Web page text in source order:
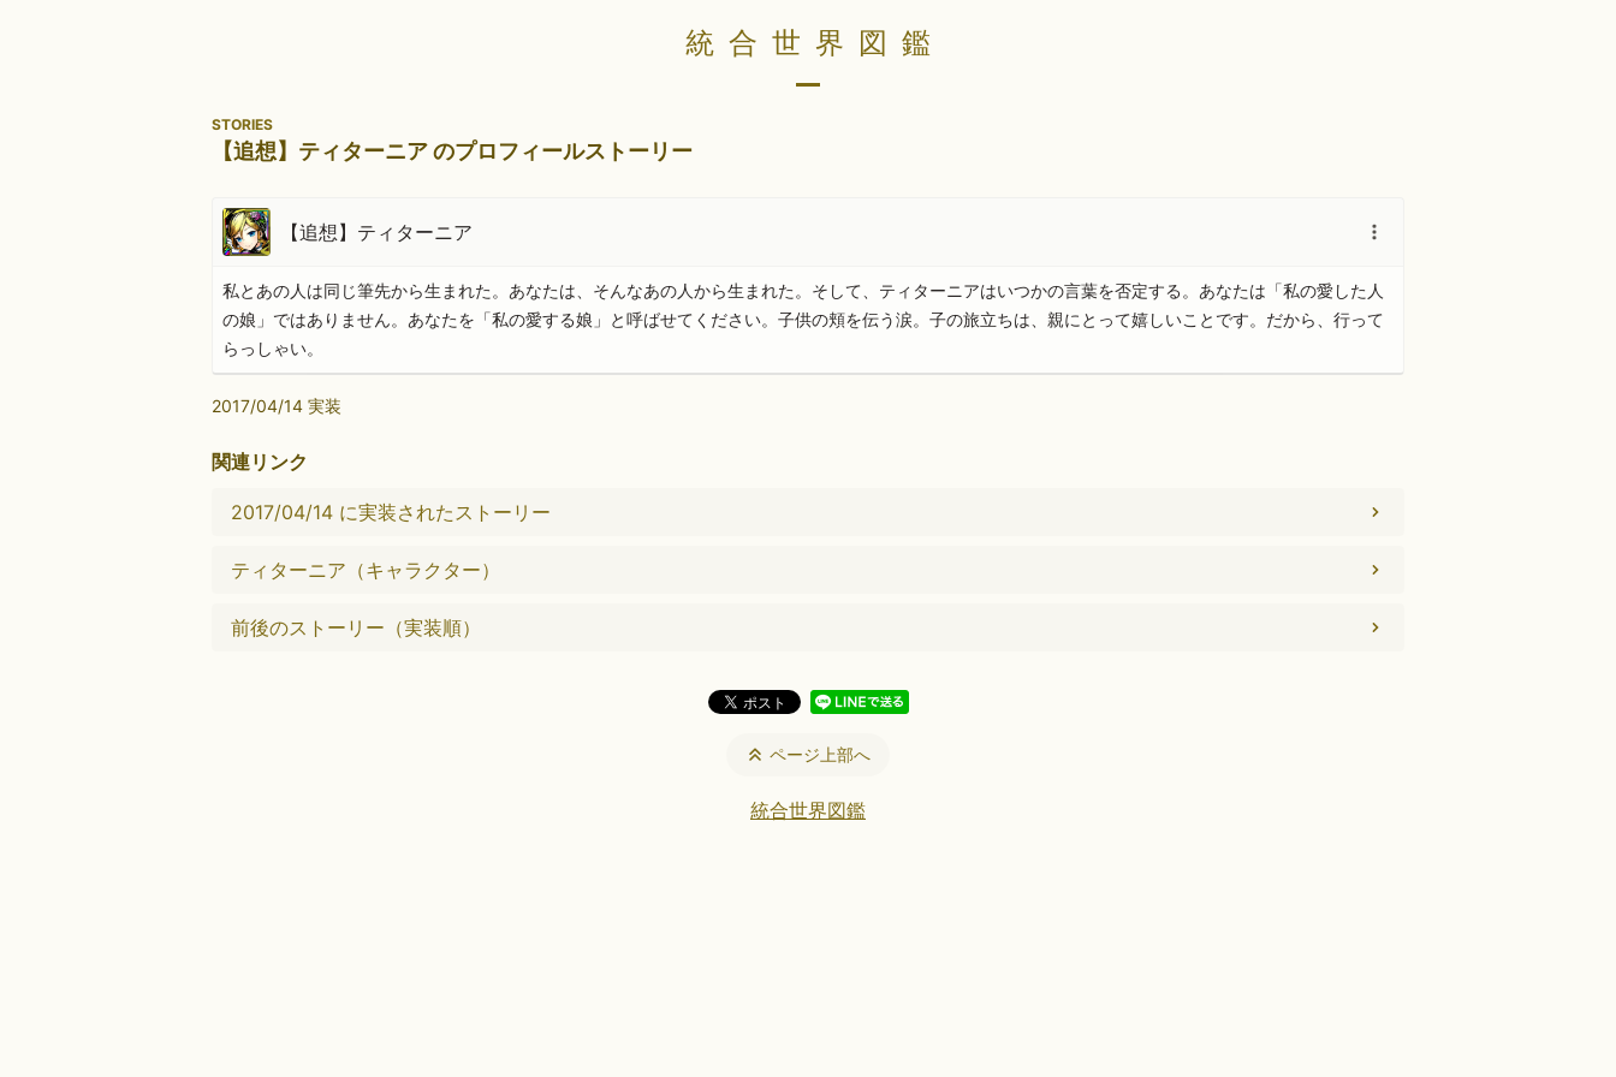
統合世界図鑑
STORIES
【追想】ティターニア のプロフィールストーリー
【追想】ティターニア
私とあの人は同じ筆先から生まれた。あなたは、そんなあの人から生まれた。そして、ティターニアはいつかの言葉を否定する。あなたは「私の愛した人
の娘」ではありません。あなたを「私の愛する娘」と呼ばせてください。子供の頬を伝う涙。子の旅立ちは、親にとって嬉しいことです。だから、行って
らっしゃい。
2017/04/14 実装
関連リンク
2017/04/14 に実装されたストーリー
ティターニア（キャラクター）
前後のストーリー（実装順）
ページ上部へ
統合世界図鑑